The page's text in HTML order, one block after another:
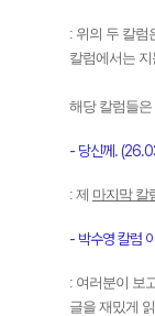
: 위의 두 칼럼
칼럼에서는
해당 칼럼들
- 당신께.
: 제 마지막 칼
- 박수영 칼럼
: 여러분이 보
글을 재밌게